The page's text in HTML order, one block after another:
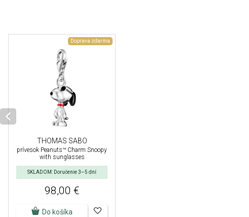
Doprava zdarma
THOMAS SABO
prívesok Peanuts™ Charm Snoopy
with sunglasses
SKLADOM: Doručenie 3–5 dní
98,00 €
Do košíka